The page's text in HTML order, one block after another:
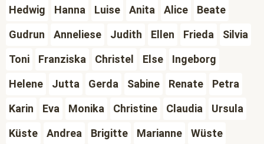
Hedwig
Hanna Luise Anita Alice
Beate
Gudrun
Anneliese Judith Ellen Frieda
Silvia
Toni
Franziska Christel Else
Ingeborg
Helene
Jutta Gerda Sabine Renate
Petra
Karin
Eva Monika Christine Claudia
Ursula
Küste
Andrea Brigitte Marianne
Wüste